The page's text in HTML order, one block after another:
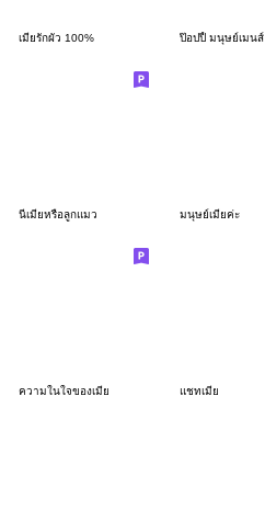
เมียรักผัว 100% ป๊อปปี้ มนุษย์เมนส์
นี่เมียหรือลูกแมว มนุษย์เมียค่ะ
ความในใจของเมีย แชทเมีย